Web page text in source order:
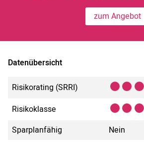
zum Angebot
Datenübersicht
Risikorating (SRRI)
Risikoklasse
Sparplanfähig
Nein